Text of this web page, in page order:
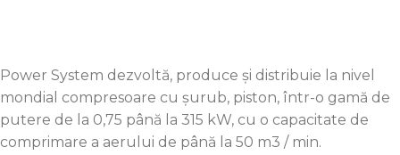
Power System dezvoltă, produce și distribuie la nivel
mondial compresoare cu șurub, piston, într-o gamă de
putere de la 0,75 până la 315 kW, cu o capacitate de
comprimare a aerului de până la 50 m3 / min.